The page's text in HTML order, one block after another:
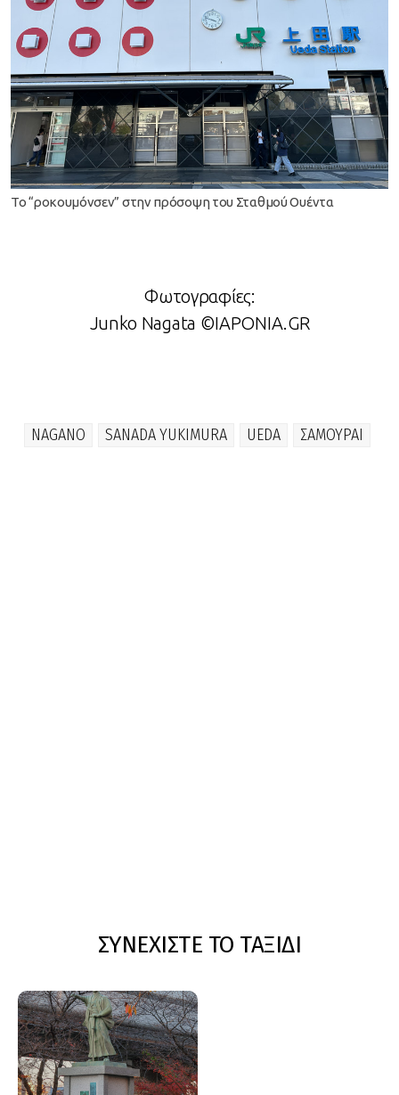
To “ροκουμόνσεν” στην πρόσοψη του Σταθμού Ουέντα
Φωτογραφίες:
Junko Nagata ©IAPONIA.GR
NAGANO SANADA YUKIMURA UEDA ΣΑΜΟΥΡΑΙ
ΣΥΝΕΧΙΣΤΕ ΤΟ ΤΑΞΙΔΙ